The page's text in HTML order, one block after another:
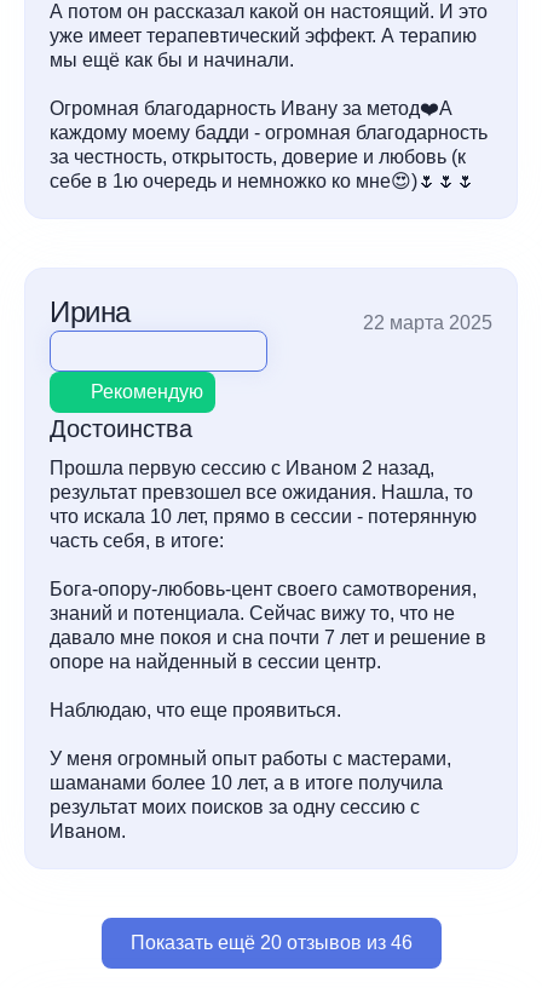
А потом он рассказал какой он настоящий. И это
уже имеет терапевтический эффект. А терапию
мы ещё как бы и начинали.
Огромная благодарность Ивану за метод❤️А
каждому моему бадди - огромная благодарность
за честность, открытость, доверие и любовь (к
себе в 1ю очередь и немножко ко мне😍)🌷🌷🌷
Ирина 22 марта 2025
Рекомендую
Достоинства
Прошла первую сессию с Иваном 2 назад,
результат превзошел все ожидания. Нашла, то
что искала 10 лет, прямо в сессии - потерянную
часть себя, в итоге:
Бога-опору-любовь-цент своего самотворения,
знаний и потенциала. Сейчас вижу то, что не
давало мне покоя и сна почти 7 лет и решение в
опоре на найденный в сессии центр.
Наблюдаю, что еще проявиться.
У меня огромный опыт работы с мастерами,
шаманами более 10 лет, а в итоге получила
результат моих поисков за одну сессию с
Иваном.
Показать ещё 20 отзывов из 46